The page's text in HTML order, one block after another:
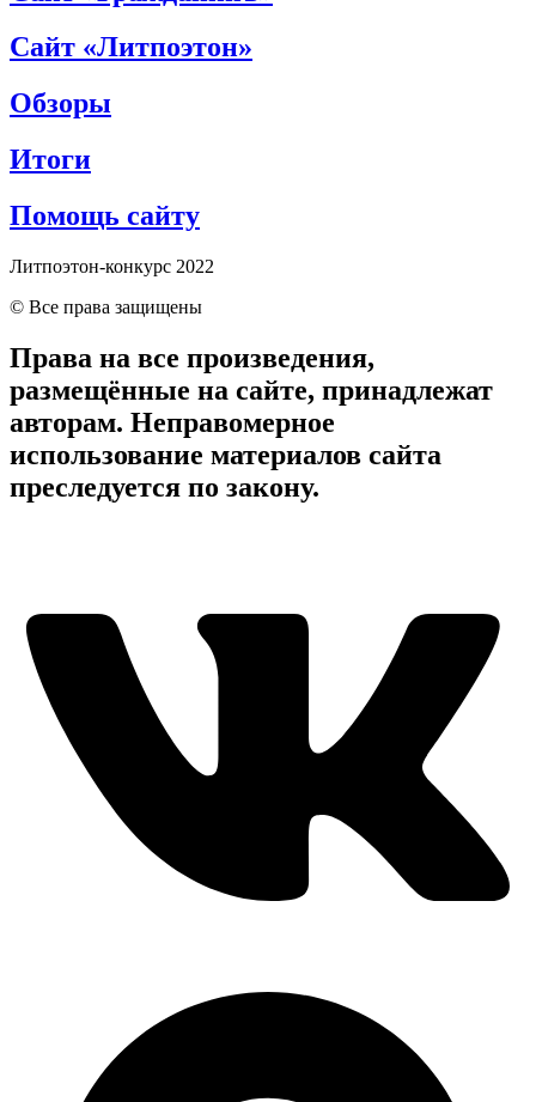
Сайт «Литпоэтон»
Обзоры
Итоги
Помощь сайту
Литпоэтон-конкурс 2022
© Все права защищены
Права на все произведения,
размещённые на сайте, принадлежат
авторам. Неправомерное
использование материалов сайта
преследуется по закону.